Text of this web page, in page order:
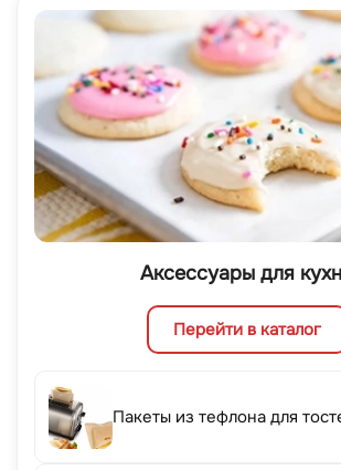
Аксессуары для
Перейти в каталог
Пакеты из тефлона для